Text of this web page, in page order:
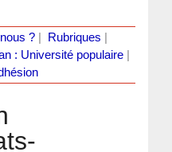
?| Rubriques
: Université populaire